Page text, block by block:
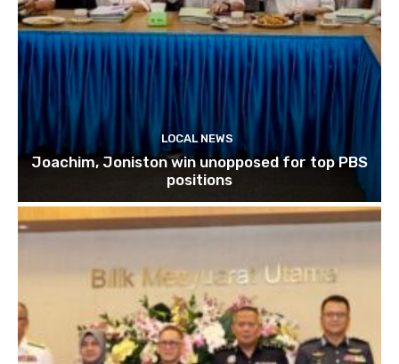
LOCAL NEWS
Joachim, Joniston win unopposed for top PBS
positions